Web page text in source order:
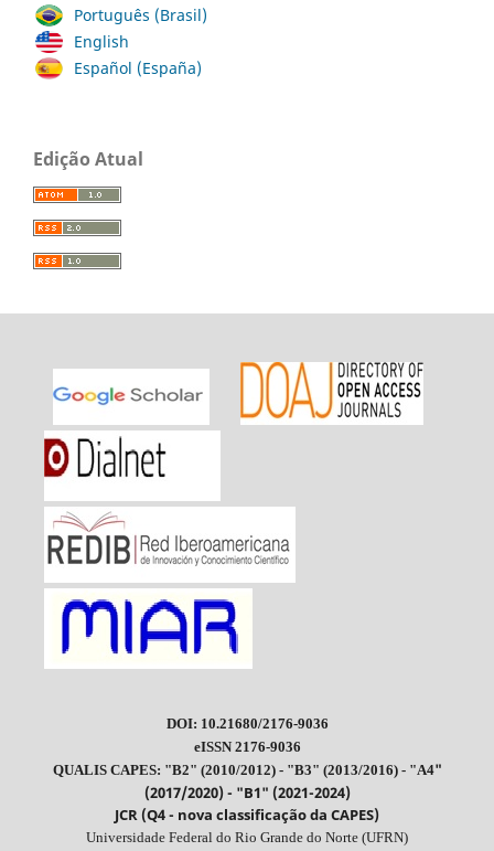
Português (Brasil)
English
Español (España)
Edição Atual
DOI: 10.21680/2176-9036
eISSN 2176-9036
QUALIS CAPES: "B2" (2010/2012) - "B3" (2013/2016) - "A4"
(2017/2020) - "B1" (2021-2024)
JCR (Q4 - nova classificação da CAPES)
Universidade Federal do Rio Grande do Norte (UFRN)